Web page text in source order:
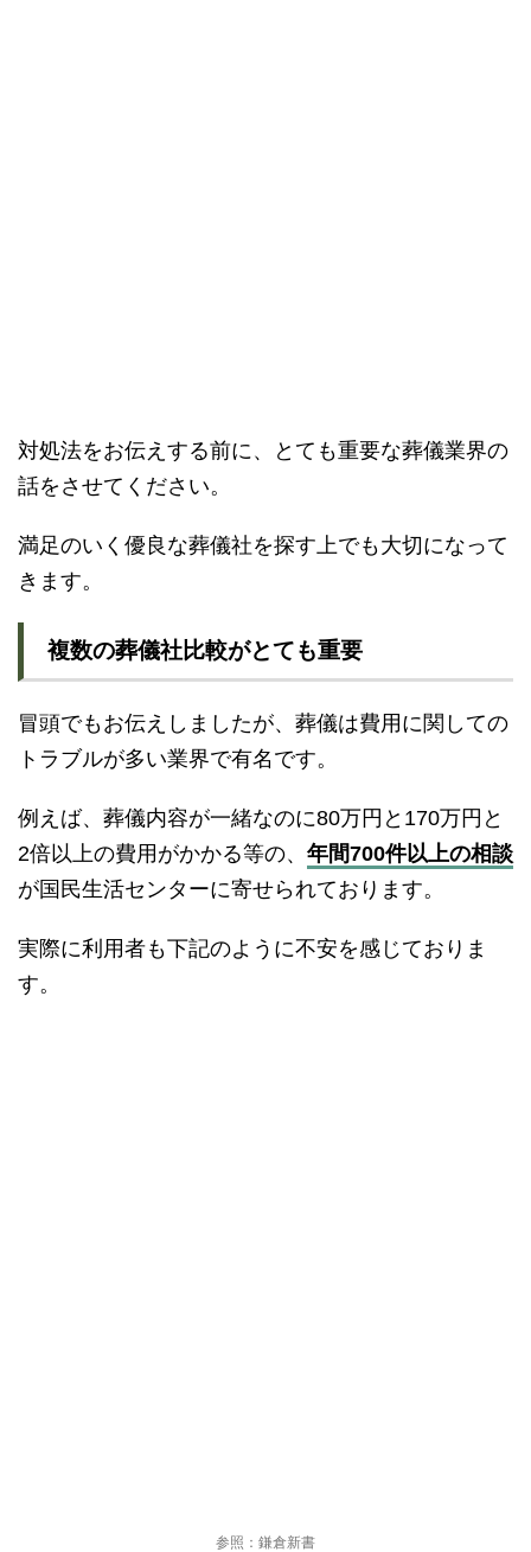
対処法をお伝えする前に、とても重要な葬儀業界の
話をさせてください。
満足のいく優良な葬儀社を探す上でも大切になって
きます。
複数の葬儀社比較がとても重要
冒頭でもお伝えしましたが、葬儀は費用に関しての
トラブルが多い業界で有名です。
例えば、葬儀内容が一緒なのに80万円と170万円と
2倍以上の費用がかかる等の、 年間700件以上の相談
が国民生活センターに寄せられております。
実際に利用者も下記のように不安を感じておりま
す。
参照：鎌倉新書